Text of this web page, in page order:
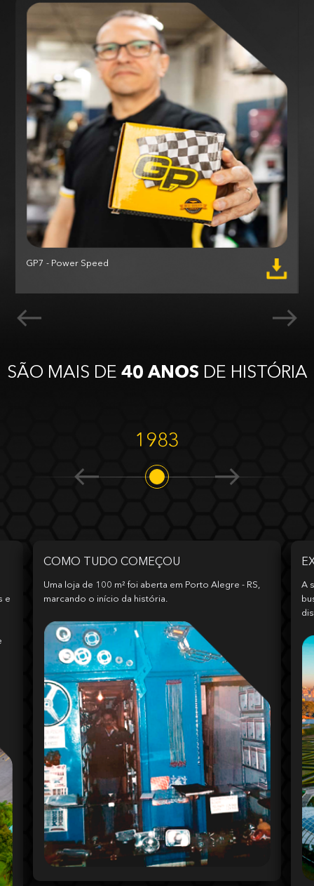
GP7 - Power Speed
SÃO MAIS DE 40 ANOS DE HISTÓRIA
1983
e
COMO TUDO COMEÇOU
Uma loja de 100 m² foi aberta em Porto Alegre - RS,
marcando o início da história.
A